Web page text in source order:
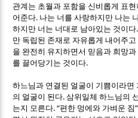
관계는 초월과 포함을 신비롭게 표
어준다. 나는 너를 사랑하지만 나는
하지만 너는 너대로 남아있는 것이다
만 독립된 존재로 자유롭게 내어주
을 완전히 유지하면서 믿음과 희망
를 끌어당기는 것이다.
하느님과 연결된 얼굴이 기쁨이라면
의 얼굴이 된다.삼위일체 하느님의
는지 모른다. “편한 멍에와 가벼운 짐”